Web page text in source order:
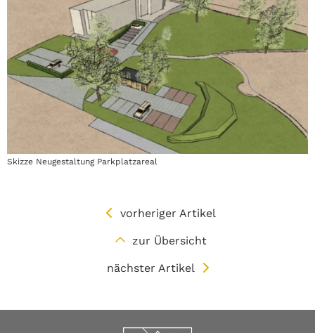
Skizze Neugestaltung Parkplatzareal
vorheriger Artikel
zur Übersicht
nächster Artikel